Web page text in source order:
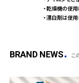
・乾燥機の使用
・漂白剤は使用
BRAND NEWS こ